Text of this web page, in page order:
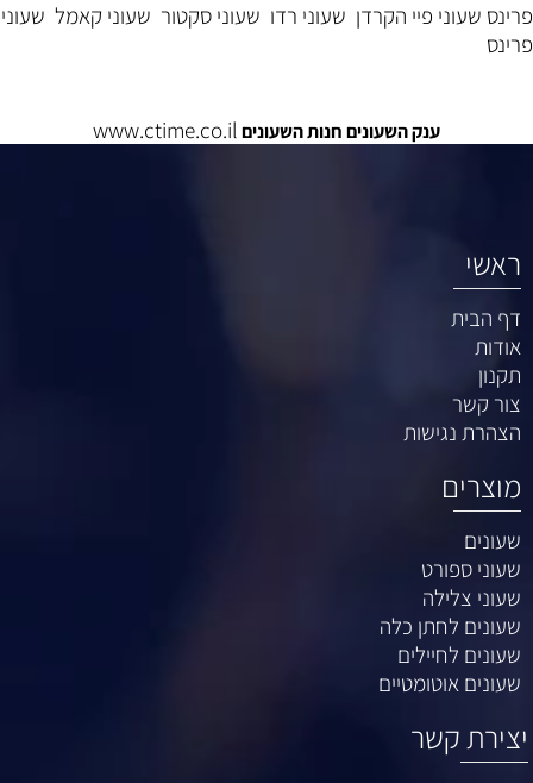
פרינס שעוני פיי הקרדן שעוני רדו שעוני סקטור שעוני קאמל שעוני
פרינס
ענק השעונים חנות השעוניםwww.ctime.co.il
ראשי
דף הבית
אודות
תקנון
צור קשר
הצהרת נגישות
מוצרים
שעונים
שעוני ספורט
שעוני צלילה
שעונים לחתן כלה
שעונים לחיילים
שעונים אוטומטיים
יצירת קשר